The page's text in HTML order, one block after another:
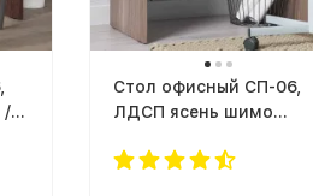
/
Cтол офисный СП-06,
ЛДСП ясень шимо
темный